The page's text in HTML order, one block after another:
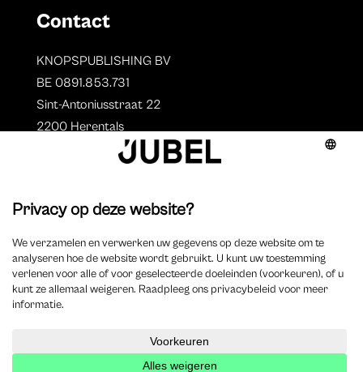
Contact
KNOPSPUBLISHING BV
BE 0891.853.731
Sint-Antoniusstraat 22
2200 Herentals
Auteurs
Overzicht auteurs
Auteur worden?
2025 Jubel – Webdesign byWisemen